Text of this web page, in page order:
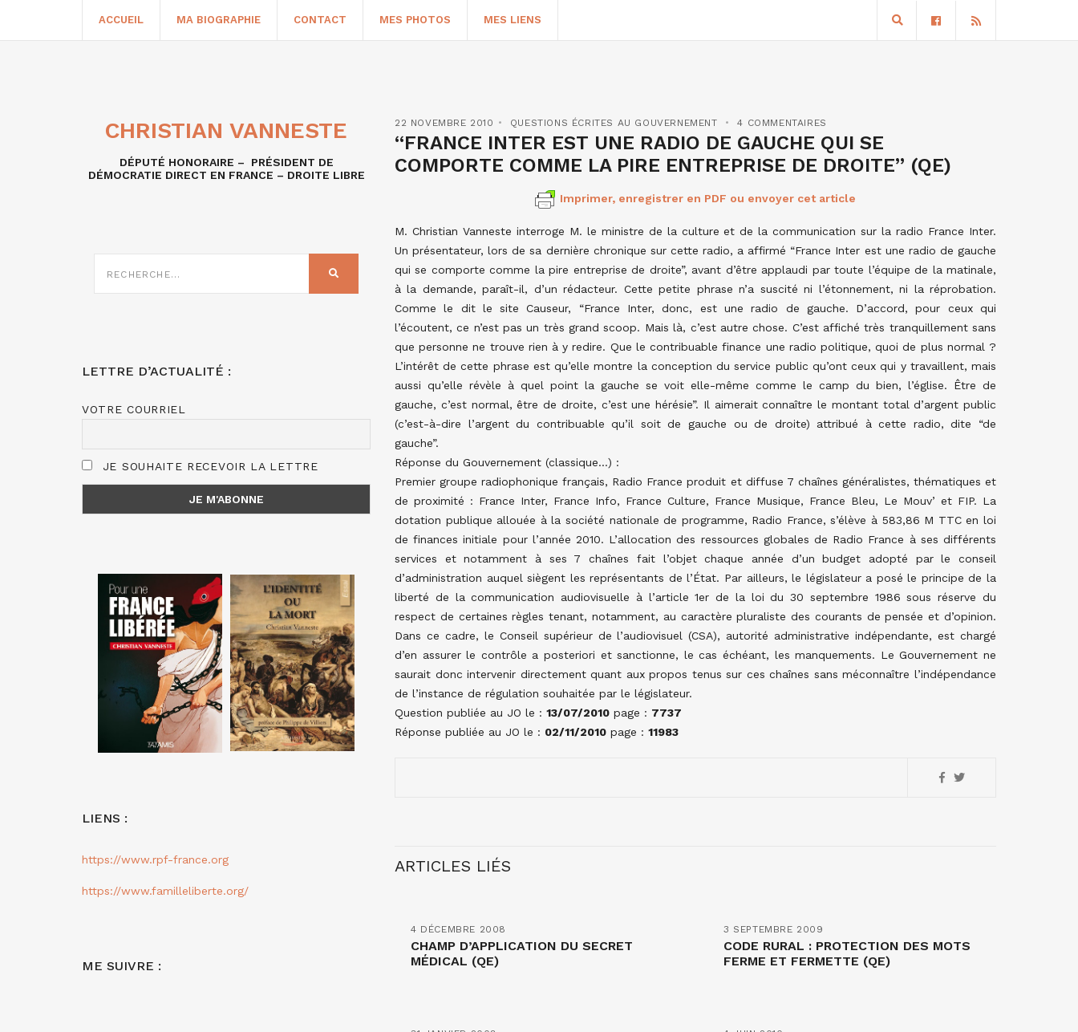
ACCUEIL MA BIOGRAPHIE CONTACT MES PHOTOS MES LIENS
22 NOVEMBRE 2010 QUESTIONS ÉCRITES AU GOUVERNEMENT 4 COMMENTAIRES
“FRANCE INTER EST UNE RADIO DE GAUCHE QUI SE
COMPORTE COMME LA PIRE ENTREPRISE DE DROITE” (QE)
Imprimer, enregistrer en PDF ou envoyer cet article
M. Christian Vanneste interroge M. le ministre de la culture et de la communication sur la radio France Inter.
Un présentateur, lors de sa dernière chronique sur cette radio, a affirmé “France Inter est une radio de gauche
qui se comporte comme la pire entreprise de droite”, avant d’être applaudi par toute l’équipe de la matinale,
à la demande, paraît-il, d’un rédacteur. Cette petite phrase n’a suscité ni l’étonnement, ni la réprobation.
Comme le dit le site Causeur, “France Inter, donc, est une radio de gauche. D’accord, pour ceux qui
l’écoutent, ce n’est pas un très grand scoop. Mais là, c’est autre chose. C’est affiché très tranquillement sans
que personne ne trouve rien à y redire. Que le contribuable finance une radio politique, quoi de plus normal ?
L’intérêt de cette phrase est qu’elle montre la conception du service public qu’ont ceux qui y travaillent, mais
aussi qu’elle révèle à quel point la gauche se voit elle-même comme le camp du bien, l’église. Être de
gauche, c’est normal, être de droite, c’est une hérésie”. Il aimerait connaître le montant total d’argent public
(c’est-à-dire l’argent du contribuable qu’il soit de gauche ou de droite) attribué à cette radio, dite “de
gauche”.
Réponse du Gouvernement (classique…) :
Premier groupe radiophonique français, Radio France produit et diffuse 7 chaînes généralistes, thématiques et
de proximité : France Inter, France Info, France Culture, France Musique, France Bleu, Le Mouv’ et FIP. La
dotation publique allouée à la société nationale de programme, Radio France, s’élève à 583,86 M TTC en loi
de finances initiale pour l’année 2010. L’allocation des ressources globales de Radio France à ses différents
services et notamment à ses 7 chaînes fait l’objet chaque année d’un budget adopté par le conseil
d’administration auquel siègent les représentants de l’État. Par ailleurs, le législateur a posé le principe de la
liberté de la communication audiovisuelle à l’article 1er de la loi du 30 septembre 1986 sous réserve du
respect de certaines règles tenant, notamment, au caractère pluraliste des courants de pensée et d’opinion.
Dans ce cadre, le Conseil supérieur de l’audiovisuel (CSA), autorité administrative indépendante, est chargé
d’en assurer le contrôle a posteriori et sanctionne, le cas échéant, les manquements. Le Gouvernement ne
saurait donc intervenir directement quant aux propos tenus sur ces chaînes sans méconnaître l’indépendance
de l’instance de régulation souhaitée par le législateur.
Question publiée au JO le : 13/07/2010 page : 7737
Réponse publiée au JO le : 02/11/2010 page : 11983
ARTICLES LIÉS
4 DÉCEMBRE 2008
CHAMP D’APPLICATION DU SECRET
MÉDICAL (QE)
3 SEPTEMBRE 2009
CODE RURAL : PROTECTION DES MOTS
FERME ET FERMETTE (QE)
CHRISTIAN VANNESTE
DÉPUTÉ HONORAIRE – PRÉSIDENT DE
DÉMOCRATIE DIRECT EN FRANCE – DROITE LIBRE
SUR
RECHERCHER
LETTRE D’ACTUALITÉ :
VOTRE COURRIEL
JE SOUHAITE RECEVOIR LA LETTRE
LIENS :
https://www.rpf-france.org
https://www.familleliberte.org/
ME SUIVRE :